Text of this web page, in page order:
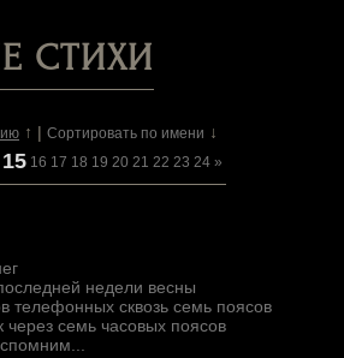
СТИХИ
↑ | Сортировать по имени ↓
15 16 17 18 19 20 21 22 23 24 »
недели весны
телефонных сквозь семь поясов
через семь часовых поясов